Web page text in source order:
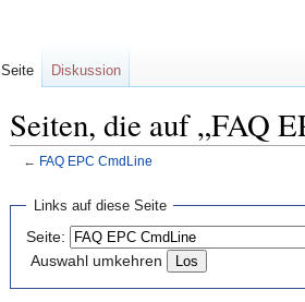
Seiten, die auf „FAQ
← FAQ EPC CmdLine
Navigation
springen
springen
Links auf diese Seite
Seite:
Auswahl umkehren
Seite Diskussion